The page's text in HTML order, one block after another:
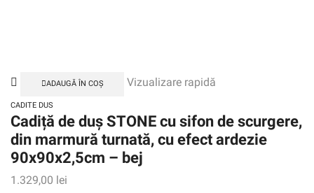
ADAUGĂ ÎN COȘ Vizualizare rapidă
CADITE DUS
Cadiță de duș STONE cu sifon de scurgere,
din marmură turnată, cu efect ardezie
90x90x2,5cm – bej
1.329,00 lei